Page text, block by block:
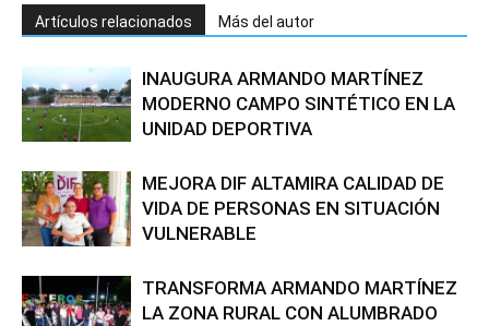
Artículos relacionados Más del autor
INAUGURA ARMANDO MARTÍNEZ
MODERNO CAMPO SINTÉTICO EN LA
UNIDAD DEPORTIVA
MEJORA DIF ALTAMIRA CALIDAD DE
VIDA DE PERSONAS EN SITUACIÓN
VULNERABLE
TRANSFORMA ARMANDO MARTÍNEZ
LA ZONA RURAL CON ALUMBRADO